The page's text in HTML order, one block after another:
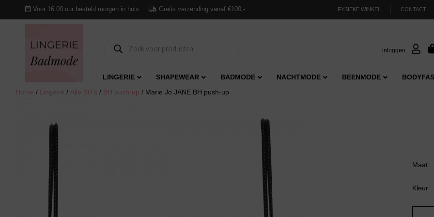
Voor 16:00 uur besteld morgen in huis Gratis verzending vanaf €100,- FYSIEKE WINKEL CONTACT
Producten
zoeken
inloggen
LINGERIE SHAPEWEAR BADMODE NACHTMODE BEENMODE
Home / Lingerie / Alle BH's / BH push-up / Marie Jo JANE BH push-up
Maat
Kleur